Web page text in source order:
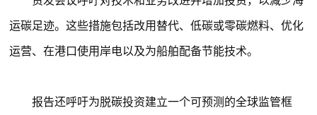
运碳足迹。这些措施包括改用替代、低碳或零碳燃料、优化
运营、在港口使用岸电以及为船舶配备节能技术。
报告还呼吁为脱碳投资建立一个可预测的全球监管框